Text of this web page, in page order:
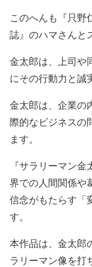
— モデルプレス
このへんも『只野
誌』のハマさんと
金太郎は、上司や
にその行動力と誠
金太郎は、企業の
際的なビジネスの
ます。
『サラリーマン
界での人間関係や
信念がもたらす「
す。
本作品は、金太郎
ラリーマン像を打